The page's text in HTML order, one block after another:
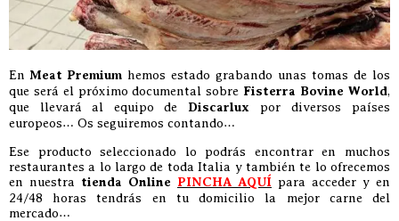
En Meat Premium hemos estado grabando unas tomas de los
que será el próximo documental sobre Fisterra Bovine World,
que llevará al equipo de Discarlux por diversos países
europeos… Os seguiremos contando…
Ese producto seleccionado lo podrás encontrar en muchos
restaurantes a lo largo de toda Italia y también te lo ofrecemos
en nuestra tienda Online PINCHA AQUÍ para acceder y en
24/48 horas tendrás en tu domicilio la mejor carne del
mercado…